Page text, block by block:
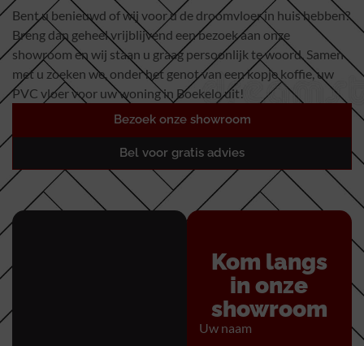
Bent u benieuwd of wij voor u de droomvloer in huis hebben?
Breng dan geheel vrijblijvend een bezoek aan onze
showroom en wij staan u graag persoonlijk te woord. Samen
met u zoeken we, onder het genot van een kopje koffie, uw
PVC vloer voor uw woning in Boekelo uit!
Bezoek onze showroom
Bel voor gratis advies
Kom langs
in onze
showroom
Uw naam